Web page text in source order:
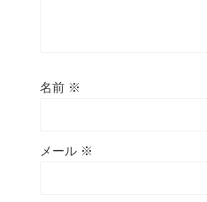
名前 ※
メール ※